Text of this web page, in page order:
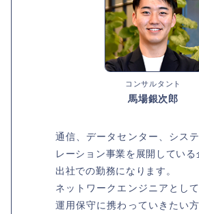
コンサルタント
馬場銀次郎
通信、データセンター、シス
レーション事業を展開している
出社での勤務になります。
ネットワークエンジニアとし
運用保守に携わっていきたい